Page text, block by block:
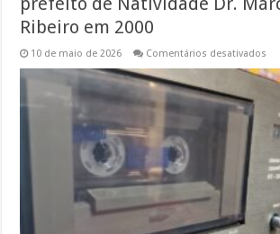
Ribeiro em 2000
10 de maio de 2026 Comentários desativados
do
de
Dr.